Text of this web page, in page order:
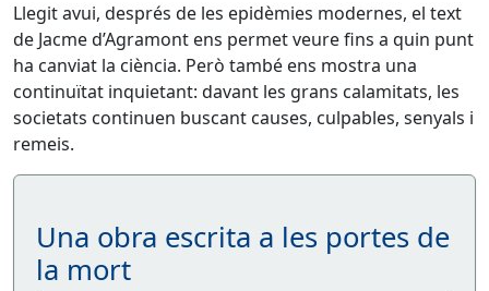
Llegit avui, després de les epidèmies modernes, el text
de Jacme d’Agramont ens permet veure fins a quin punt
ha canviat la ciència. Però també ens mostra una
continuïtat inquietant: davant les grans calamitats, les
societats continuen buscant causes, culpables, senyals i
remeis.
Una obra escrita a les portes de
la mort